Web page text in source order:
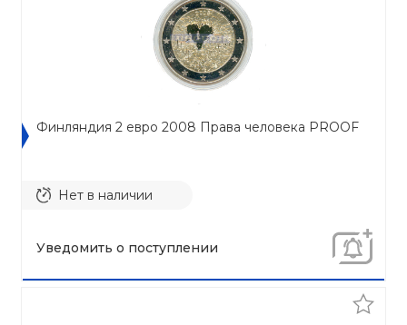
Финляндия 2 евро 2008 Права человека PROOF
Нет в наличии
Уведомить о поступлении